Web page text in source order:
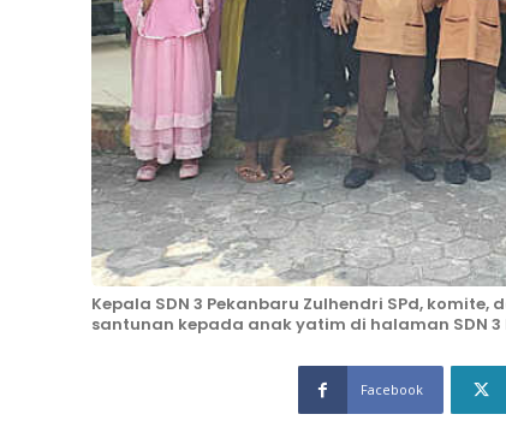
Kepala SDN 3 Pekanbaru Zulhendri SPd,
santunan kepada anak yatim di halaman SDN 3
Facebook